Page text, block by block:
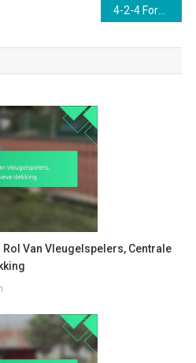
4-2-4 Formatie: Offensieve superioriteit, Ruimte-exploitatie, Doelpuntenpotentieel
Van Vleugelspelers, Centrale